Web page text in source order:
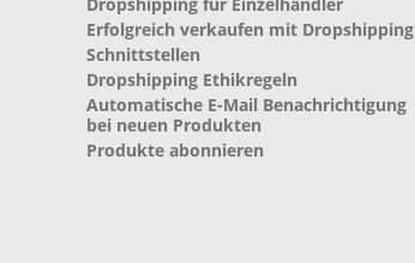
Erfolgreich verkaufen mit Dropshipping
Schnittstellen
Dropshipping Ethikregeln
Automatische E-Mail Benachrichtigung
bei neuen Produkten
Produkte abonnieren